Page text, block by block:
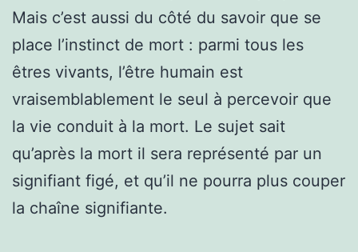
Mais c’est aussi du côté du savoir que se
place l’instinct de mort : parmi tous les
êtres vivants, l’être humain est
vraisemblablement le seul à percevoir que
la vie conduit à la mort. Le sujet sait
qu’après la mort il sera représenté par un
signifiant figé, et qu’il ne pourra plus couper
la chaîne signifiante.